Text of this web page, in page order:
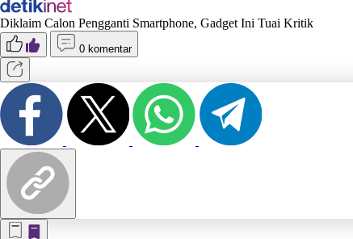
Diklaim Calon Pengganti Smartphone, Gadget Ini Tuai Kritik
0 komentar